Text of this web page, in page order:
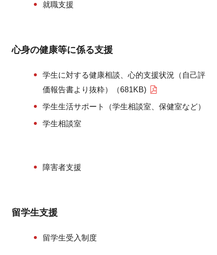
就職支援
心身の健康等に係る支援
学生に対する健康相談、心的支援状況（自己評
価報告書より抜粋）（681KB)
学生生活サポート（学生相談室、保健室など）
学生相談室
障害者支援
留学生支援
留学生受入制度